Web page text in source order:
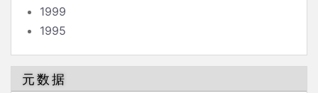
1999
1995
元数据